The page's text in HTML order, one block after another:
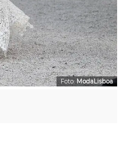
Foto: ModaLisboa